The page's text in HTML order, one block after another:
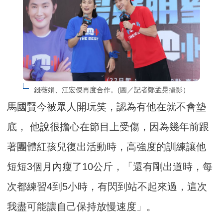
錢薇娟、江宏傑再度合作。(圖／記者鄭孟晃攝影）
馬國賢今被眾人開玩笑，認為有他在就不會墊
底， 他說很擔心在節目上受傷，因為幾年前跟
著團體紅孩兒復出活動時，高強度的訓練讓他
短短3個月內瘦了10公斤，「還有剛出道時，每
次都練習4到5小時，有閃到站不起來過，這次
我盡可能讓自己保持放慢速度」。